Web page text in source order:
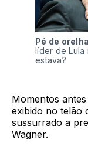
Pé de
líder de Lula
estava?
Momentos
exibido no telão
sussurrado a
Wagner.